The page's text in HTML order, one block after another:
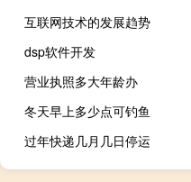
互联网技术的发展趋势
dsp软件开发
营业执照多大年龄办
冬天早上多少点可钓鱼
过年快递几月几日停运